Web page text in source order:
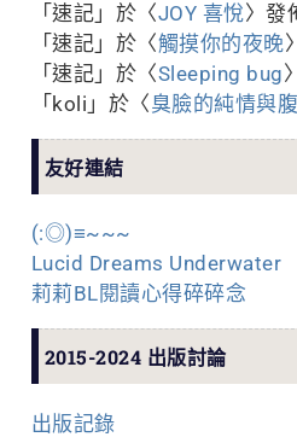
「 速記 」於〈JOY 喜悅〉發
「 速記 」於〈觸摸你的夜晚
「 速記 」於〈Sleeping bug
「 koli 」於〈臭臉的純情與
友好連結
(:◎)≡~~~
Lucid Dreams Underwater
莉莉BL閱讀心得碎碎念
2015-2024 出版討論
出版記錄